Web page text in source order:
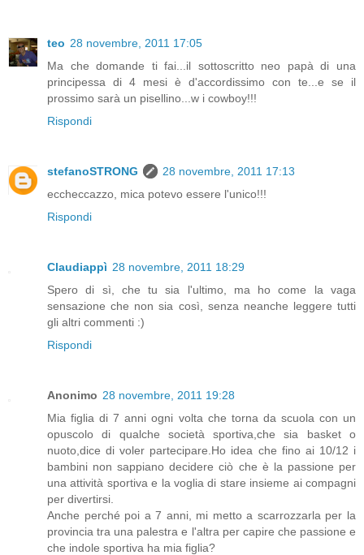
teo 28 novembre, 2011 17:05
Ma che domande ti fai...il sottoscritto neo papà di una
principessa di 4 mesi è d'accordissimo con te...e se il
prossimo sarà un pisellino...w i cowboy!!!
Rispondi
stefanoSTRONG
28 novembre, 2011 17:13
eccheccazzo, mica potevo essere l'unico!!!
Rispondi
Claudiappì 28 novembre, 2011 18:29
Spero di sì, che tu sia l'ultimo, ma ho come la vaga
sensazione che non sia così, senza neanche leggere tutti
gli altri commenti :)
Rispondi
Anonimo 28 novembre, 2011 19:28
Mia figlia di 7 anni ogni volta che torna da scuola con un
opuscolo di qualche società sportiva,che sia basket o
nuoto,dice di voler partecipare.Ho idea che fino ai 10/12 i
bambini non sappiano decidere ciò che è la passione per
una attività sportiva e la voglia di stare insieme ai compagni
per divertirsi.
Anche perché poi a 7 anni, mi metto a scarrozzarla per la
provincia tra una palestra e l'altra per capire che passione e
che indole sportiva ha mia figlia?